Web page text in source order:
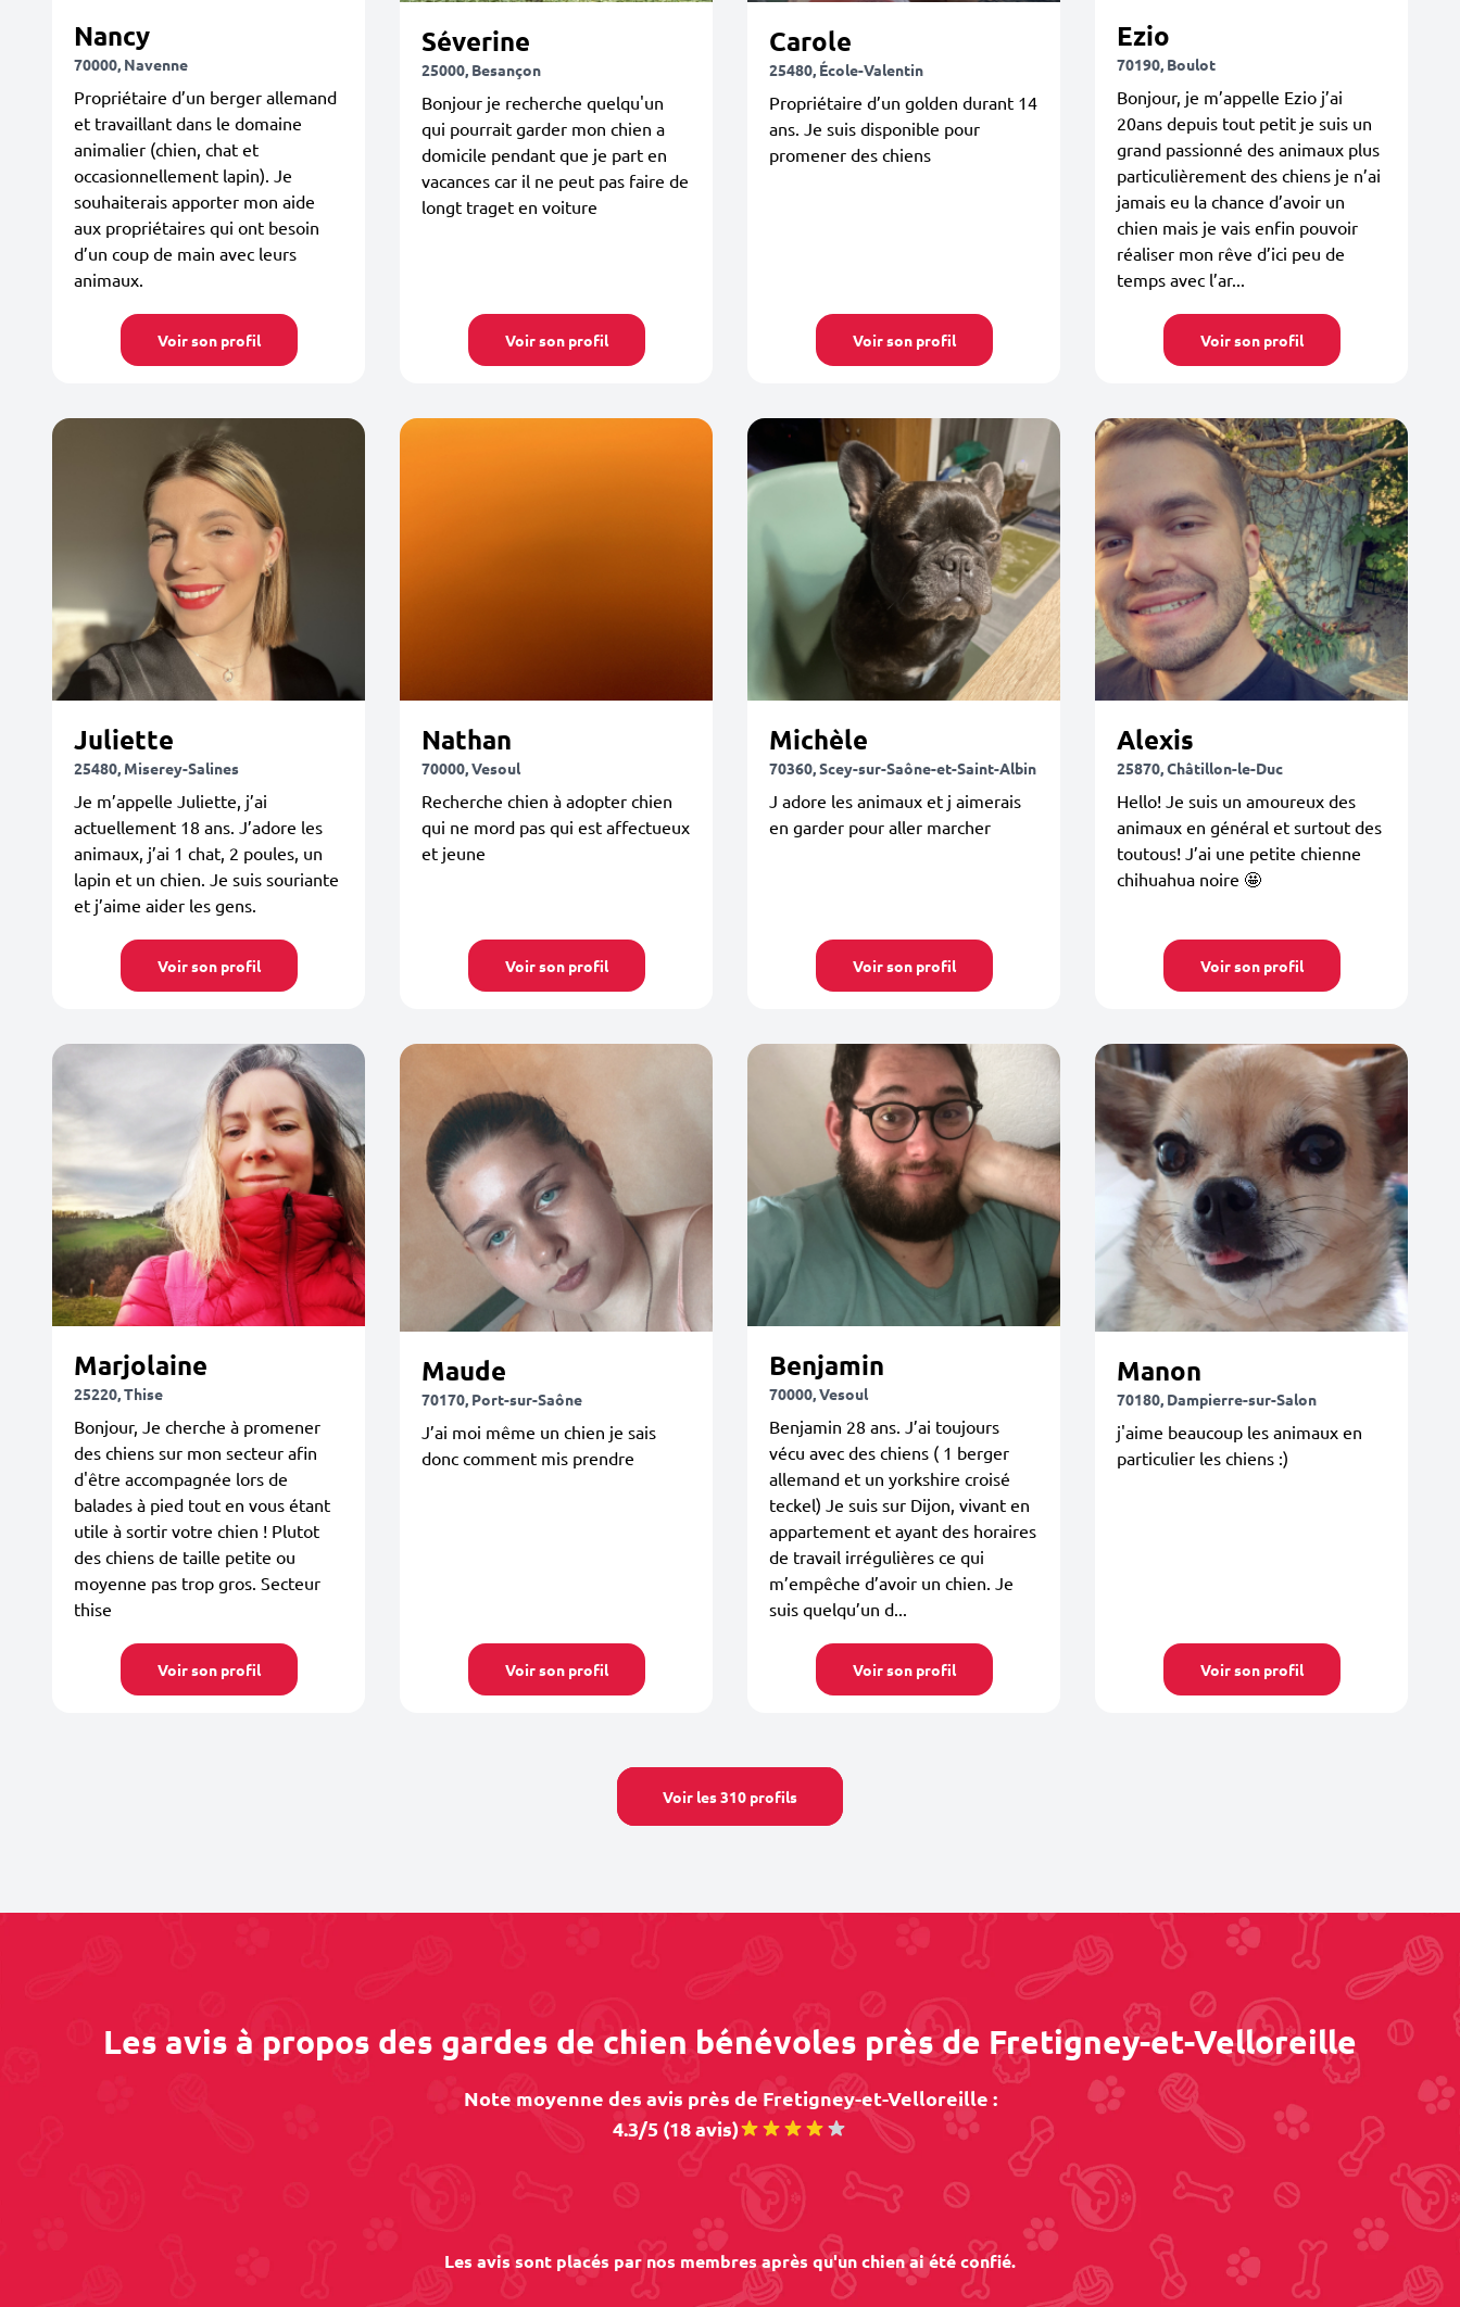
Nancy
70000, Navenne
Propriétaire d’un berger allemand
et travaillant dans le domaine
animalier (chien, chat et
occasionnellement lapin). Je
souhaiterais apporter mon aide
aux propriétaires qui ont besoin
d’un coup de main avec leurs
animaux.
Voir son profil
Séverine
25000, Besançon
Bonjour je recherche quelqu'un
qui pourrait garder mon chien a
domicile pendant que je part en
vacances car il ne peut pas faire de
longt traget en voiture
Voir son profil
Carole
25480, École-Valentin
Propriétaire d’un golden durant 14
ans. Je suis disponible pour
promener des chiens
Voir son profil
Ezio
70190, Boulot
Bonjour, je m’appelle Ezio j’ai
20ans depuis tout petit je suis un
grand passionné des animaux plus
particulièrement des chiens je n’ai
jamais eu la chance d’avoir un
chien mais je vais enfin pouvoir
réaliser mon rêve d’ici peu de
temps avec l’ar...
Voir son profil
Juliette
25480, Miserey-Salines
Je m’appelle Juliette, j’ai
actuellement 18 ans. J’adore les
animaux, j’ai 1 chat, 2 poules, un
lapin et un chien. Je suis souriante
et j’aime aider les gens.
Voir son profil
Nathan
70000, Vesoul
Recherche chien à adopter chien
qui ne mord pas qui est affectueux
et jeune
Voir son profil
Michèle
70360, Scey-sur-Saône-et-Saint-Albin
J adore les animaux et j aimerais
en garder pour aller marcher
Voir son profil
Alexis
25870, Châtillon-le-Duc
Hello! Je suis un amoureux des
animaux en général et surtout des
toutous! J’ai une petite chienne
chihuahua noire 🤩
Voir son profil
Marjolaine
25220, Thise
Bonjour, Je cherche à promener
des chiens sur mon secteur afin
d'être accompagnée lors de
balades à pied tout en vous étant
utile à sortir votre chien ! Plutot
des chiens de taille petite ou
moyenne pas trop gros. Secteur
thise
Voir son profil
Maude
70170, Port-sur-Saône
J’ai moi même un chien je sais
donc comment mis prendre
Voir son profil
Benjamin
70000, Vesoul
Benjamin 28 ans. J’ai toujours
vécu avec des chiens ( 1 berger
allemand et un yorkshire croisé
teckel) Je suis sur Dijon, vivant en
appartement et ayant des horaires
de travail irrégulières ce qui
m’empêche d’avoir un chien. Je
suis quelqu’un d...
Voir son profil
Manon
70180, Dampierre-sur-Salon
j'aime beaucoup les animaux en
particulier les chiens :)
Voir son profil
Voir les 310 profils
Les avis à propos des gardes de chien bénévoles près de Fretigney-et-Velloreille
Note moyenne des avis près de Fretigney-et-Velloreille :
4.3/5 (18 avis)
Les avis sont placés par nos membres après qu'un chien ai été confié.